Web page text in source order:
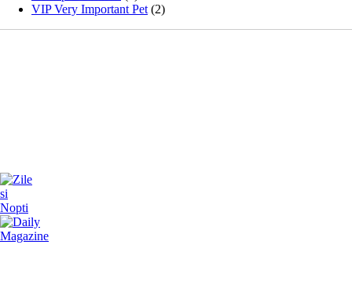
VIP Very Important Pet (2)